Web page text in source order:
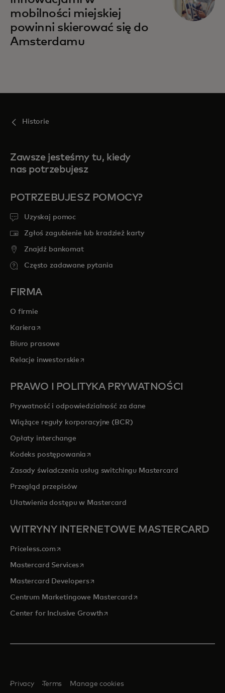
mobilności miejskiej
powinni skierować się do
Amsterdamu
Historie
Zawsze jesteśmy tu, kiedy
nas potrzebujesz
POTRZEBUJESZ POMOCY?
Uzyskaj pomoc
Zgłoś zagubienie lub kradzież karty
Znajdź bankomat
Często zadawane pytania
FIRMA
O firmie
Kariera opens in a new tab
Biuro prasowe
Relacje inwestorskie opens in a new tab
PRAWO I POLITYKA PRYWATNOŚCI
Prywatność i odpowiedzialność za dane
Wiążące reguły korporacyjne (BCR)
Opłaty interchange
Kodeks postępowania opens in a new tab
Zasady świadczenia usług switchingu Mastercard
Przegląd przepisów
Ułatwienia dostępu w Mastercard
WITRYNY INTERNETOWE MASTERCARD
Priceless.com opens in a new tab
Mastercard Servicesopens in a new tab
Mastercard Developersopens in a new tab
Centrum Marketingowe Mastercardopens in a new tab
Center for Inclusive Growthopens in a new tab
Privacy Terms Manage cookies